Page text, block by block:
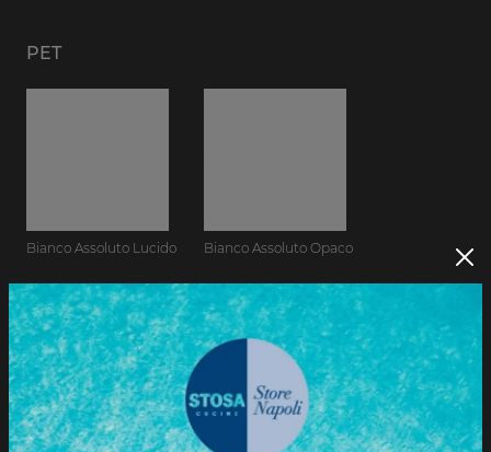
PET
Bianco Assoluto Lucido Bianco Assoluto Opaco